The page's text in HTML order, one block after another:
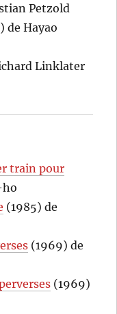
Petzold
de Hayao
Linklater
train pour
ho
(1985) de
(1969) de
(1969)